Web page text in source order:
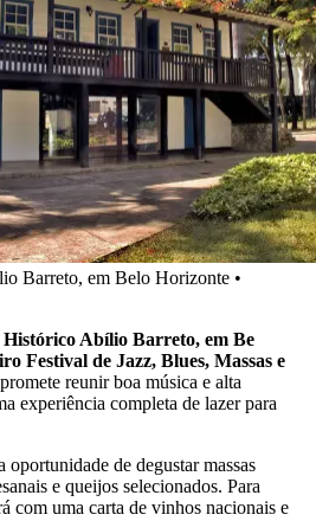
Barreto, em Belo Horizonte •
Histórico Abílio Barreto, em Be
Festival de Jazz, Blues, Massas e
reunir boa música e alta
experiência completa de lazer para
oportunidade de degustar massas
e queijos selecionados. Para
com uma carta de vinhos nacionais e